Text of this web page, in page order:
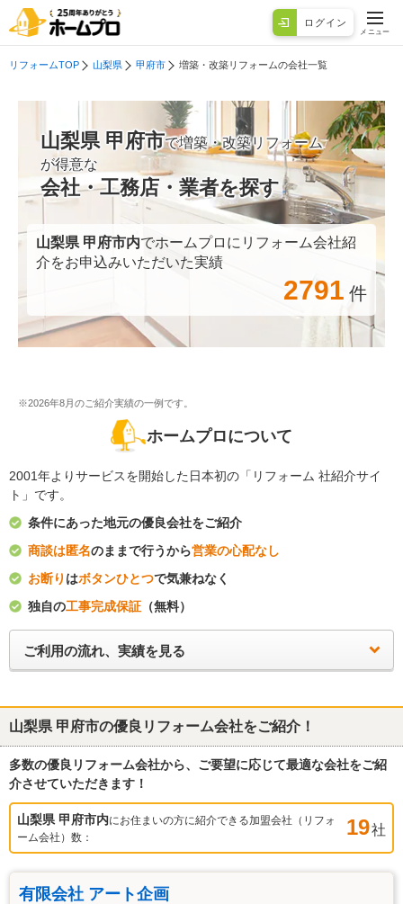
ログイン
メニュー
リフォームTOP 山梨県 甲府市 増築・改築リフォームの会社一覧
山梨県 甲府市で増築・改築リフォーム
が得意な
会社・工務店・業者を探す
山梨県 甲府市内でホームプロにリフォーム会社紹
介をお申込みいただいた実績
2791 件
※2026年8月のご紹介実績の一例です。
ホームプロについて
2001年よりサービスを開始した日本初の「リフォーム 社紹介サイ
ト」です。
条件にあった地元の優良会社をご紹介
商談は匿名のままで行うから営業の心配なし
お断り はボタンひとつで気兼ねなく
独自の工事完成保証 （無料）
ご利用の流れ、実績を見る
山梨県 甲府市の優良リフォーム会社をご紹介！
多数の優良リフォーム会社から、ご要望に応じて最適な会社をご紹
介させていただきます！
山梨県 甲府市内にお住まいの方に紹介できる加盟会社（リフォ
ーム会社）数：
19社
有限会社 アート企画